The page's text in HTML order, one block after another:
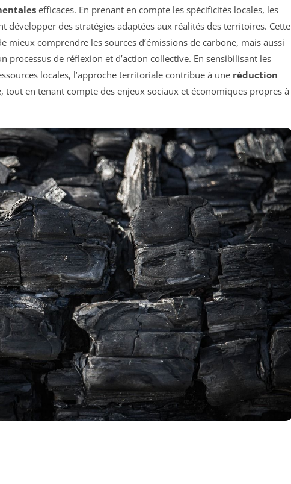
efficaces. En prenant en compte les spécificités locales, les
développer des stratégies adaptées aux réalités des territoires. Cette
mieux comprendre les sources d’émissions de carbone, mais aussi
processus de réflexion et d’action collective. En sensibilisant les
locales, l’approche territoriale contribue à une réduction
tout en tenant compte des enjeux sociaux et économiques propres à